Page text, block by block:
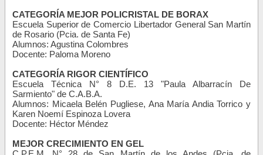
CATEGORÍA MEJOR POLICRISTAL DE BORAX
Escuela Superior de Comercio Libertador General San Martín
de Rosario (Pcia. de Santa Fe)
Alumnos: Agustina Colombres
Docente: Paloma Moreno
CATEGORÍA RIGOR CIENTÍFICO
Escuela Técnica N° 8 D.E. 13 "Paula Albarracín De
Sarmiento" de C.A.B.A.
Alumnos: Micaela Belén Pugliese, Ana María Andia Torrico y
Karen Noemí Espinoza Lovera
Docente: Héctor Méndez
MEJOR CRECIMIENTO EN GEL